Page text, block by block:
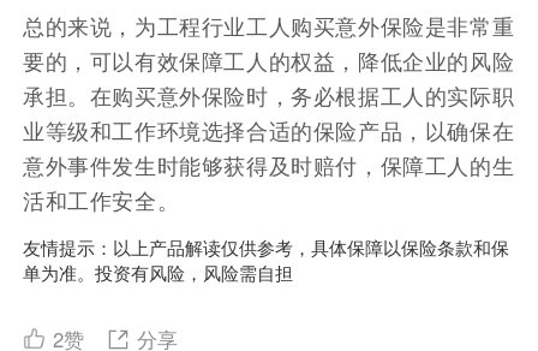
总的来说，为工程行业工人购买意外保险是非常重
要的，可以有效保障工人的权益，降低企业的风险
承担。在购买意外保险时，务必根据工人的实际职
业等级和工作环境选择合适的保险产品，以确保在
意外事件发生时能够获得及时赔付，保障工人的生
活和工作安全。
友情提示：以上产品解读仅供参考，具体保障以保险条款和保
单为准。投资有风险，风险需自担
2赞 分享